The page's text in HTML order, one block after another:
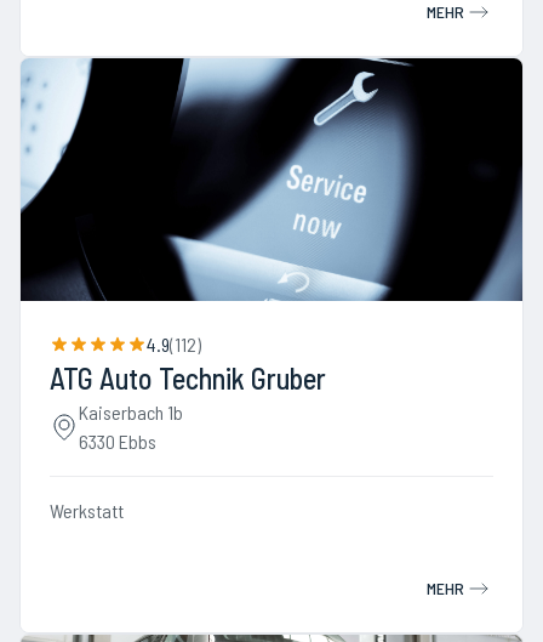
MEHR
4.9(112)
ATG Auto Technik Gruber
Kaiserbach 1b
6330 Ebbs
Werkstatt
MEHR